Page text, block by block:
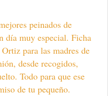
peinados de
día muy especial. Ficha
para las madres de
desde recogidos,
Todo para que ese
de tu pequeño.